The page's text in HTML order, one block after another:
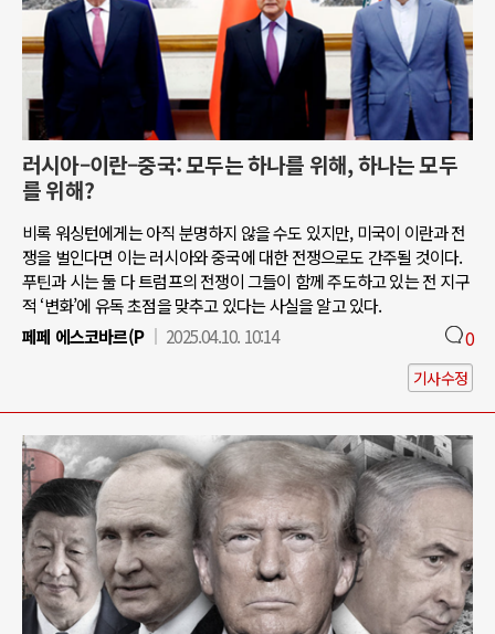
러시아–이란–중국: 모두는 하나를 위해, 하나는 모두
를 위해?
비록 워싱턴에게는 아직 분명하지 않을 수도 있지만, 미국이 이란과 전
쟁을 벌인다면 이는 러시아와 중국에 대한 전쟁으로도 간주될 것이다.
푸틴과 시는 둘 다 트럼프의 전쟁이 그들이 함께 주도하고 있는 전 지구
적 ‘변화’에 유독 초점을 맞추고 있다는 사실을 알고 있다.
페페 에스코바르(P
2025.04.10. 10:14 0
기사수정